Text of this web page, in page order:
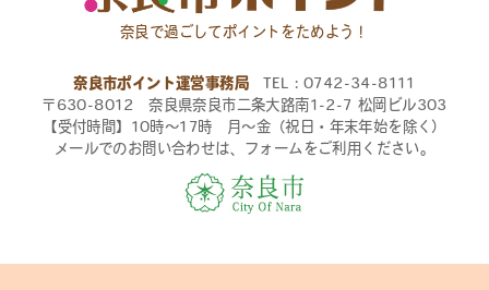
奈良で過ごしてポイントをためよう！
奈良市ポイント運営事務局 TEL：0742-34-8111
〒630-8012 奈良県奈良市二条大路南1-2-7 松岡ビル303
【受付時間】10時〜17時 月〜金（祝日・年末年始を除く）
メールでのお問い合わせは、フォームをご利用ください。